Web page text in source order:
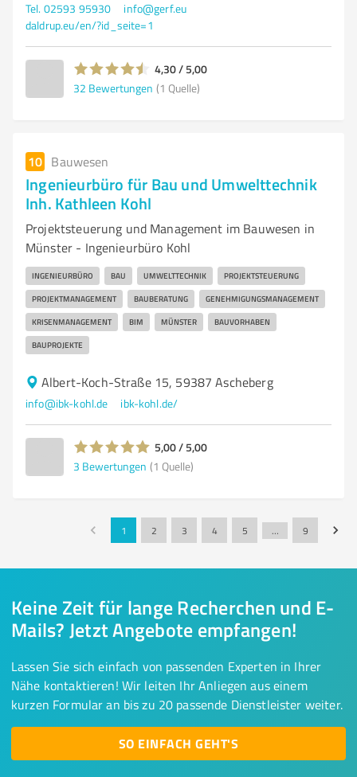
Tel. 02593 95930
info@gerf.eu
daldrup.eu/en/?id_seite=1
4,30 / 5,00
32 Bewertungen (1 Quelle)
10 Bauwesen
Ingenieurbüro für Bau und Umwelttechnik
Inh. Kathleen Kohl
Projektsteuerung und Management im Bauwesen in
Münster - Ingenieurbüro Kohl
INGENIEURBÜRO BAU UMWELTTECHNIK PROJEKTSTEUERUNG
PROJEKTMANAGEMENT BAUBERATUNG GENEHMIGUNGSMANAGEMENT
KRISENMANAGEMENT BIM MÜNSTER BAUVORHABEN
BAUPROJEKTE
Albert-Koch-Straße 15, 59387 Ascheberg
info@ibk-kohl.de ibk-kohl.de/
5,00 / 5,00
3 Bewertungen (1 Quelle)
1 2 3 4 5 … 9
Keine Zeit für lange Recherchen und E-
Mails? Jetzt Angebote empfangen!
Lassen Sie sich einfach von passenden Experten in Ihrer
Nähe kontaktieren! Wir leiten Ihr Anliegen aus einem
kurzen Formular an bis zu 20 passende Dienstleister weiter.
SO EINFACH GEHT'S